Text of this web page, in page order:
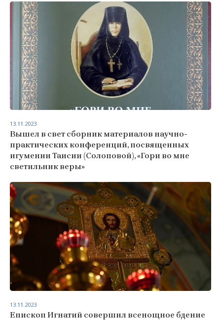
Вышел в свет сборник материалов научно-
практических конференций, посвященных
игумении Таисии (Солоповой), «Гори во мне
светильник веры»
13.11.2023
Епископ Игнатий совершил всенощное бдение
13.11.2023